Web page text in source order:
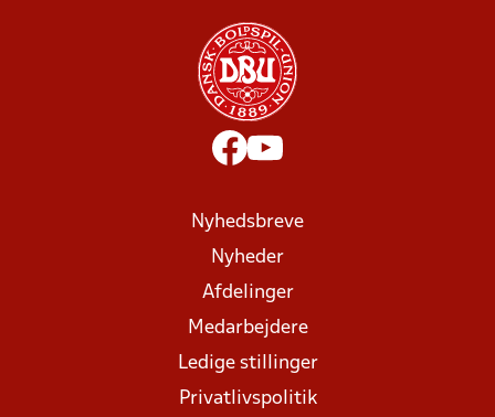
Nyhedsbreve
Nyheder
Afdelinger
Medarbejdere
Ledige stillinger
Privatlivspolitik